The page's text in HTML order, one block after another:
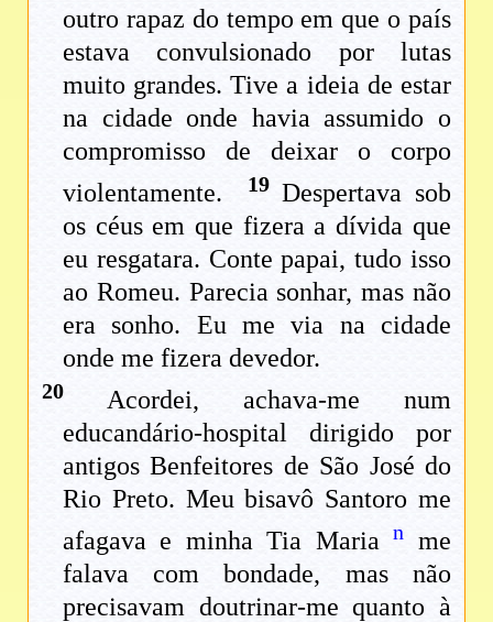
outro rapaz do tempo em que o país
estava convulsionado por lutas
muito grandes. Tive a ideia de estar
na cidade onde havia assumido o
compromisso de deixar o corpo
violentamente.
19Despertava sob
os céus em que fizera a dívida que
eu resgatara. Conte papai, tudo isso
ao Romeu. Parecia sonhar, mas não
era sonho. Eu me via na cidade
onde me fizera devedor.
20 Acordei, achava-me num
educandário-hospital dirigido por
antigos Benfeitores de São José do
Rio Preto. Meu bisavô Santoro me
afagava e minha Tia Marian
me
falava com bondade, mas não
precisavam doutrinar-me quanto à